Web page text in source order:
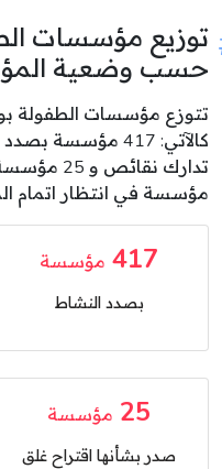
توزيع مؤسسات
حسب وضعية
تتوزع مؤسسات الطفولة
مؤسسة في انتظار اتمام
417 مؤسسة
بصدد النشاط
25 مؤسسة
صدر بشأنها اقتراح غلق